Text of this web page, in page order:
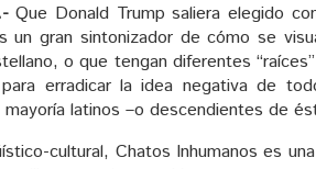
Que Donald Trump saliera elegido
un gran sintonizador de cómo se
o que tengan diferentes
erradicar la idea negativa de
latinos –o descendientes de
cultural, Chatos Inhumanos es